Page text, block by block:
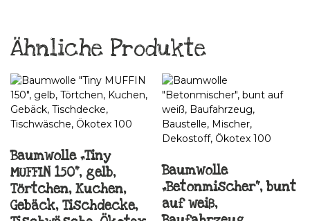
Ähnliche Produkte
Baumwolle „Tiny
MUFFIN 150“, gelb,
Törtchen, Kuchen,
Gebäck, Tischdecke,
Baumwolle
„Betonmischer“, bunt
auf weiß,